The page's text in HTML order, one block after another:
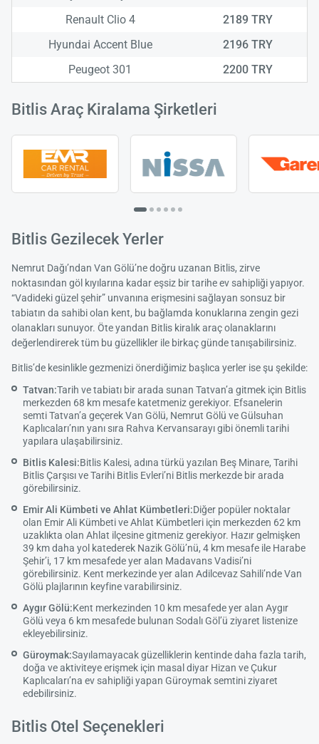
Renault Clio 4
2189 TRY
Hyundai Accent Blue
2196 TRY
Peugeot 301
2200 TRY
Bitlis Araç Kiralama Şirketleri
Bitlis Gezilecek Yerler
Nemrut Dağı’ndan Van Gölü’ne doğru uzanan Bitlis, zirve
noktasından göl kıyılarına kadar eşsiz bir tarihe ev sahipliği yapıyor.
“Vadideki güzel şehir” unvanına erişmesini sağlayan sonsuz bir
tabiatın da sahibi olan kent, bu bağlamda konuklarına zengin gezi
olanakları sunuyor. Öte yandan Bitlis kiralık araç olanaklarını
değerlendirerek tüm bu güzellikler ile birkaç günde tanışabilirsiniz.
Bitlis’de kesinlikle gezmenizi önerdiğimiz başlıca yerler ise şu şekilde:
Tatvan:Tarih ve tabiatı bir arada sunan Tatvan’a gitmek için Bitlis
merkezden 68 km mesafe katetmeniz gerekiyor. Efsanelerin
semti Tatvan’a geçerek Van Gölü, Nemrut Gölü ve Gülsuhan
Kaplıcaları’nın yanı sıra Rahva Kervansarayı gibi önemli tarihi
yapılara ulaşabilirsiniz.
Bitlis Kalesi:Bitlis Kalesi, adına türkü yazılan Beş Minare, Tarihi
Bitlis Çarşısı ve Tarihi Bitlis Evleri’ni Bitlis merkezde bir arada
görebilirsiniz.
Emir Ali Kümbeti ve Ahlat Kümbetleri:Diğer popüler noktalar
olan Emir Ali Kümbeti ve Ahlat Kümbetleri için merkezden 62 km
uzaklıkta olan Ahlat ilçesine gitmeniz gerekiyor. Hazır gelmişken
39 km daha yol katederek Nazik Gölü’nü, 4 km mesafe ile Harabe
Şehir’i, 17 km mesafede yer alan Madavans Vadisi’ni
görebilirsiniz. Kent merkezinde yer alan Adilcevaz Sahili’nde Van
Gölü plajlarının keyfine varabilirsiniz.
Aygır Gölü:Kent merkezinden 10 km mesafede yer alan Aygır
Gölü veya 6 km mesafede bulunan Sodalı Göl’ü ziyaret listenize
ekleyebilirsiniz.
Güroymak:Sayılamayacak güzelliklerin kentinde daha fazla tarih,
doğa ve aktiviteye erişmek için masal diyar Hizan ve Çukur
Kaplıcaları’na ev sahipliği yapan Güroymak semtini ziyaret
edebilirsiniz.
Bitlis Otel Seçenekleri